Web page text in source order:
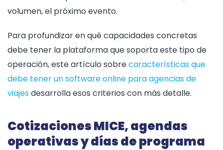
volumen, el próximo evento.
Para profundizar en qué capacidades concretas
debe tener la plataforma que soporta este tipo de
operación, este artículo sobrecaracterísticas que
debe tener un software online para agencias de
viajesdesarrolla esos criterios con más detalle.
Cotizaciones MICE, agendas
operativas y días de programa